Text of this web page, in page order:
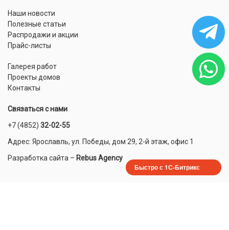
Наши новости
Полезные статьи
Распродажи и акции
Прайс-листы
Галерея работ
Проекты домов
Контакты
Связаться с нами
+7 (4852) 32-02-55
Адрес: Ярославль, ул. Победы, дом 29, 2-й этаж, офис 1
Разработка сайта – Rebus Agency
Быстро с 1С-Битрикс